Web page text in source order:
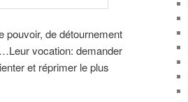
pouvoir, de détournement
vocation: demander
et réprimer le plus